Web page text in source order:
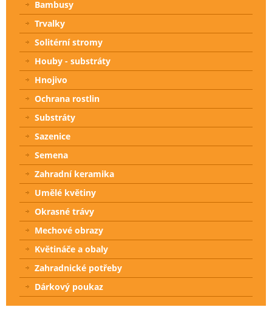
Bambusy
Trvalky
Solitérní stromy
Houby - substráty
Hnojivo
Ochrana rostlin
Substráty
Sazenice
Semena
Zahradní keramika
Umělé květiny
Okrasné trávy
Mechové obrazy
Květináče a obaly
Zahradnické potřeby
Dárkový poukaz